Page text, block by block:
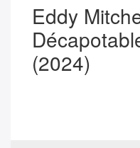
Eddy
(2024)